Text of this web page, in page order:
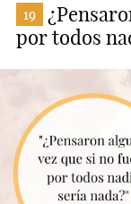
19
por todos